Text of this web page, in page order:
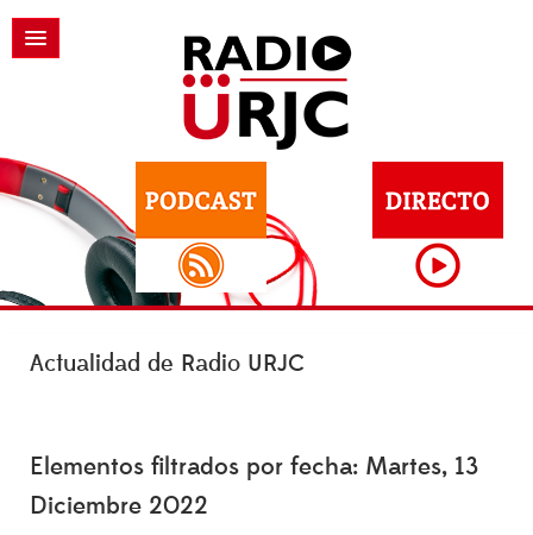
Actualidad de Radio URJC
Elementos filtrados por fecha: Martes, 13
Diciembre 2022